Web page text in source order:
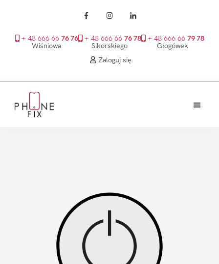
+ 48 666 66 76 76
Wiśniowa
+ 48 666 66 76 78
Sikorskiego
+ 48 666 66 79 78
Głogówek
Zaloguj się
głównego